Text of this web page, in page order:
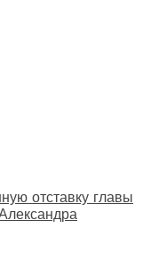
отставку главы